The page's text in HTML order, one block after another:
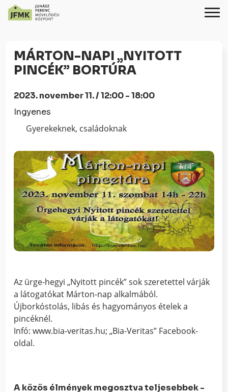
Content
navigációhoz
MÁRTON-NAPI „NYITOTT
PINCÉK” BORTÚRA
2023. november 11. / 12:00 - 18:00
Ingyenes
Gyerekeknek, családoknak
Az ürge-hegyi „Nyitott pincék” sok szeretettel várják
a látogatókat Márton-nap alkalmából.
Újborkóstolás, libás és hagyományos ételek a
pincéknél.
Infó: www.bia-veritas.hu; „Bia-Veritas” Facebook-
oldal.
A közös élmények megosztva teljesebbek -